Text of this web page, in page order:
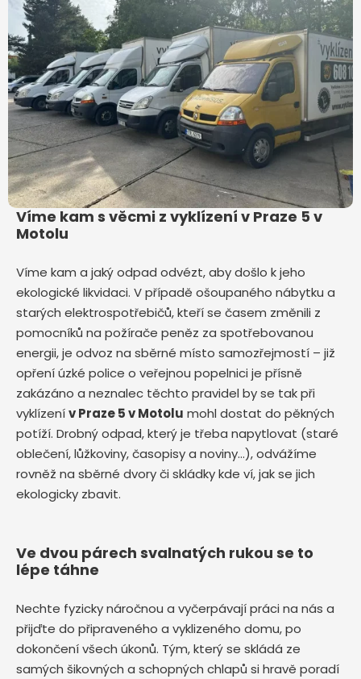
Víme kam s věcmi z vyklízení v Praze 5 v
Motolu
Víme kam a jaký odpad odvézt, aby došlo k jeho
ekologické likvidaci. V případě ošoupaného nábytku a
starých elektrospotřebičů, kteří se časem změnili z
pomocníků na požírače peněz za spotřebovanou
energii, je odvoz na sběrné místo samozřejmostí – již
opření úzké police o veřejnou popelnici je přísně
zakázáno a neznalec těchto pravidel by se tak při
vyklízenív Praze 5 v Motolu mohl dostat do pěkných
potíží. Drobný odpad, který je třeba napytlovat (staré
oblečení, lůžkoviny, časopisy a noviny…), odvážíme
rovněž na sběrné dvory či skládky kde ví, jak se jich
ekologicky zbavit.
Ve dvou párech svalnatých rukou se to
lépe táhne
Nechte fyzicky náročnou a vyčerpávají práci na nás a
přijďte do připraveného a vyklizeného domu, po
dokončení všech úkonů. Tým, který se skládá ze
samých šikovných a schopných chlapů si hravě poradí